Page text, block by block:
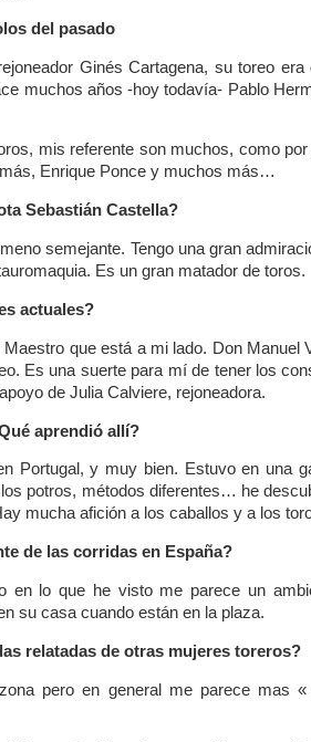
del pasado
Ginés Cartagena, su toreo
muchos años -hoy todavía- Pablo
mis referente son muchos, como
Enrique Ponce y muchos más…
Sebastián Castella?
semejante. Tengo una gran
Es un gran matador de toros.
actuales?
que está a mi lado. Don Manuel
Es una suerte para mí de tener los
de Julia Calviere, rejoneadora.
aprendió allí?
Portugal, y muy bien. Estuvo en una
potros, métodos diferentes… he
mucha afición a los caballos y a los
de las corridas en España?
en lo que he visto me parece un
su casa cuando están en la plaza.
relatadas de otras mujeres toreros?
pero en general me parece mas